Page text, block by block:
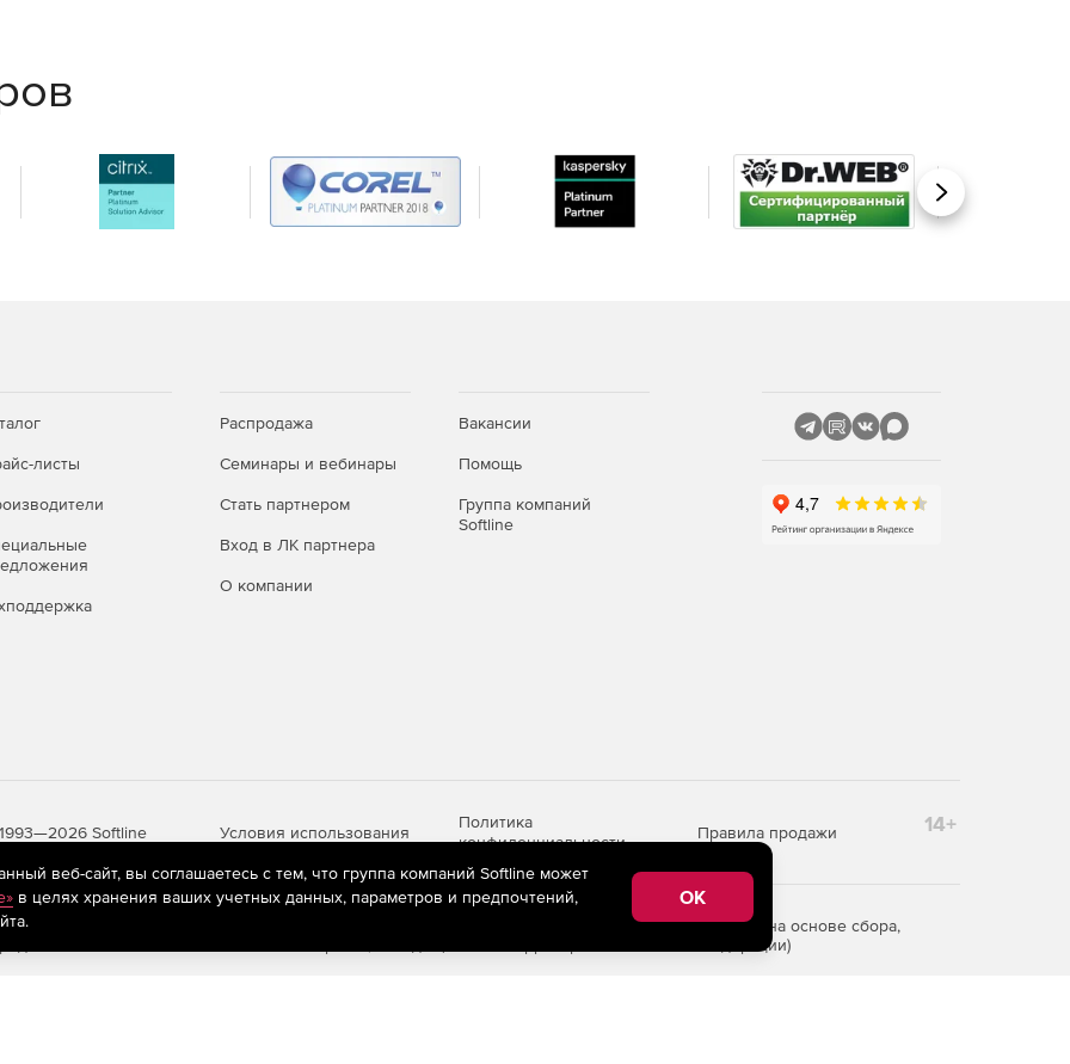
Вперед
листы
Распродажа
Семинары и вебинары
Стать партнером
Вход в ЛК партнера
О компании
Вакансии
Помощь
Группа компаний
Softline
Softline Условия использования
Политика
конфиденциальности
Правила продажи 14+
(информационные технологии предоставления информации на основе сбора,
пользователей сети «Интернет», находящихся на территории Российской Федерации)
веб-сайт, вы соглашаетесь с тем, что группа компаний Softline может
в целях хранения ваших учетных данных, параметров и предпочтений,
OK